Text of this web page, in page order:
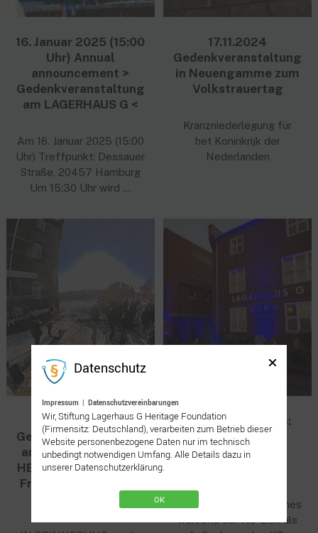
16. Januar 2025 (15:00
Uhr) Annual
announcement >
Gedenkveranstaltung
am LAGERHAUS G <
Am 16. Januar 2025 (15:00
Uhr) Treffpunkt: Dessauer
Straße, 20457 Hamburg
Um 15:30 Uhr wird …
17.11.2024
Gedenkveranstaltung
in Neuengamme zum
Volkstrauertag
Kranzniederlegung für
het Koninkrijk der
Nederlanden
18. Januar 2024
Gedenkveranstaltung
am „LAGERHAUS G“
HET TRANSPORT aus
Fryslân & Groningen
25. Oktober 2024:
MICHAEL BATZ
ILLUMINIERT
Am Lagerhaus G, welches
während der NS-Zeit als
Datenschutz
Impressum | Datenschutzvereinbarungen
Wir, Stiftung Lagerhaus G Heritage Foundation
(Firmensitz: Deutschland), verarbeiten zum Betrieb dieser
Website personenbezogene Daten nur im technisch
unbedingt notwendigen Umfang. Alle Details dazu in
unserer Datenschutzerklärung.
OK